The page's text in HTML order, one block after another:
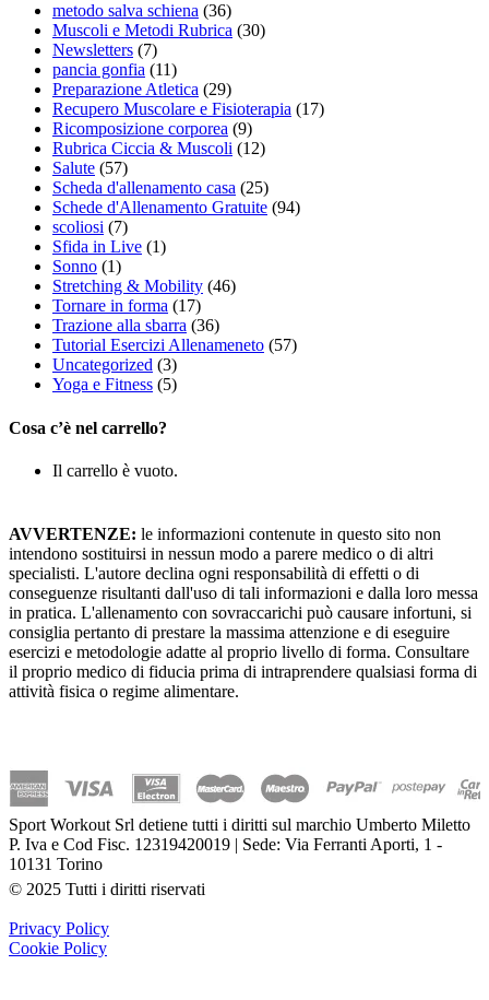
metodo salva schiena (36)
Muscoli e Metodi Rubrica (30)
Newsletters (7)
pancia gonfia (11)
Preparazione Atletica (29)
Recupero Muscolare e Fisioterapia (17)
Ricomposizione corporea (9)
Rubrica Ciccia & Muscoli (12)
Salute (57)
Scheda d'allenamento casa (25)
Schede d'Allenamento Gratuite (94)
scoliosi (7)
Sfida in Live (1)
Sonno (1)
Stretching & Mobility (46)
Tornare in forma (17)
Trazione alla sbarra (36)
Tutorial Esercizi Allenameneto (57)
Uncategorized (3)
Yoga e Fitness (5)
Cosa c’è nel carrello?
Il carrello è vuoto.
AVVERTENZE: le informazioni contenute in questo sito non
intendono sostituirsi in nessun modo a parere medico o di altri
specialisti. L'autore declina ogni responsabilità di effetti o di
conseguenze risultanti dall'uso di tali informazioni e dalla loro messa
in pratica. L'allenamento con sovraccarichi può causare infortuni, si
consiglia pertanto di prestare la massima attenzione e di eseguire
esercizi e metodologie adatte al proprio livello di forma. Consultare
il proprio medico di fiducia prima di intraprendere qualsiasi forma di
attività fisica o regime alimentare.
Sport Workout Srl detiene tutti i diritti sul marchio Umberto Miletto
P. Iva e Cod Fisc. 12319420019 | Sede: Via Ferranti Aporti, 1 -
10131 Torino
© 2025 Tutti i diritti riservati
Privacy Policy
Cookie Policy